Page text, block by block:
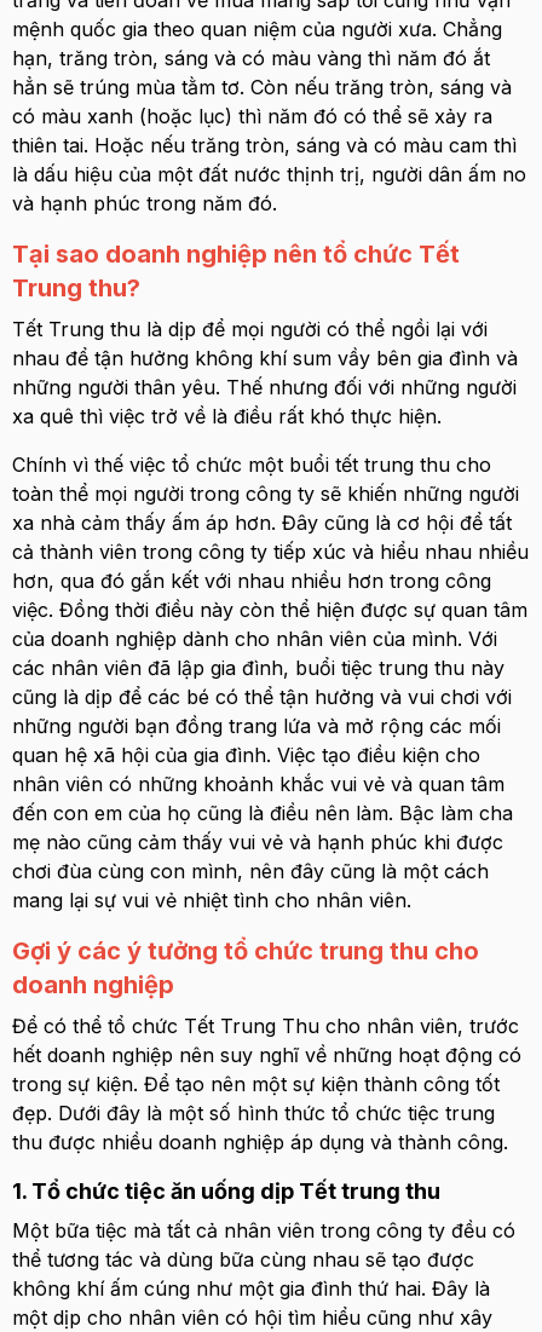
mệnh quốc gia theo quan niệm của người xưa. Chẳng
hạn, trăng tròn, sáng và có màu vàng thì năm đó ắt
hẳn sẽ trúng mùa tằm tơ. Còn nếu trăng tròn, sáng và
có màu xanh (hoặc lục) thì năm đó có thể sẽ xảy ra
thiên tai. Hoặc nếu trăng tròn, sáng và có màu cam thì
là dấu hiệu của một đất nước thịnh trị, người dân ấm no
và hạnh phúc trong năm đó.
Tại sao doanh nghiệp nên tổ chức Tết
Trung thu?
Tết Trung thu là dịp để mọi người có thể ngồi lại với
nhau để tận hưởng không khí sum vầy bên gia đình và
những người thân yêu. Thế nhưng đối với những người
xa quê thì việc trở về là điều rất khó thực hiện.
Chính vì thế việc tổ chức một buổi tết trung thu cho
toàn thể mọi người trong công ty sẽ khiến những người
xa nhà cảm thấy ấm áp hơn. Đây cũng là cơ hội để tất
cả thành viên trong công ty tiếp xúc và hiểu nhau nhiều
hơn, qua đó gắn kết với nhau nhiều hơn trong công
việc. Đồng thời điều này còn thể hiện được sự quan tâm
của doanh nghiệp dành cho nhân viên của mình. Với
các nhân viên đã lập gia đình, buổi tiệc trung thu này
cũng là dịp để các bé có thể tận hưởng và vui chơi với
những người bạn đồng trang lứa và mở rộng các mối
quan hệ xã hội của gia đình. Việc tạo điều kiện cho
nhân viên có những khoảnh khắc vui vẻ và quan tâm
đến con em của họ cũng là điều nên làm. Bậc làm cha
mẹ nào cũng cảm thấy vui vẻ và hạnh phúc khi được
chơi đùa cùng con mình, nên đây cũng là một cách
mang lại sự vui vẻ nhiệt tình cho nhân viên.
Gợi ý các ý tưởng tổ chức trung thu cho
doanh nghiệp
Để có thể tổ chức Tết Trung Thu cho nhân viên, trước
hết doanh nghiệp nên suy nghĩ về những hoạt động có
trong sự kiện. Để tạo nên một sự kiện thành công tốt
đẹp. Dưới đây là một số hình thức tổ chức tiệc trung
thu được nhiều doanh nghiệp áp dụng và thành công.
1. Tổ chức tiệc ăn uống dịp Tết trung thu
Một bữa tiệc mà tất cả nhân viên trong công ty đều có
thể tương tác và dùng bữa cùng nhau sẽ tạo được
không khí ấm cúng như một gia đình thứ hai. Đây là
một dịp cho nhân viên có hội tìm hiểu cũng như xây